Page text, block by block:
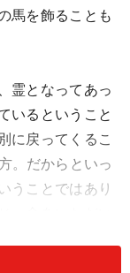
馬を飾ることも
霊となってあっ
いるということ
に戻ってくるこ
。だからといっ
うことではあり